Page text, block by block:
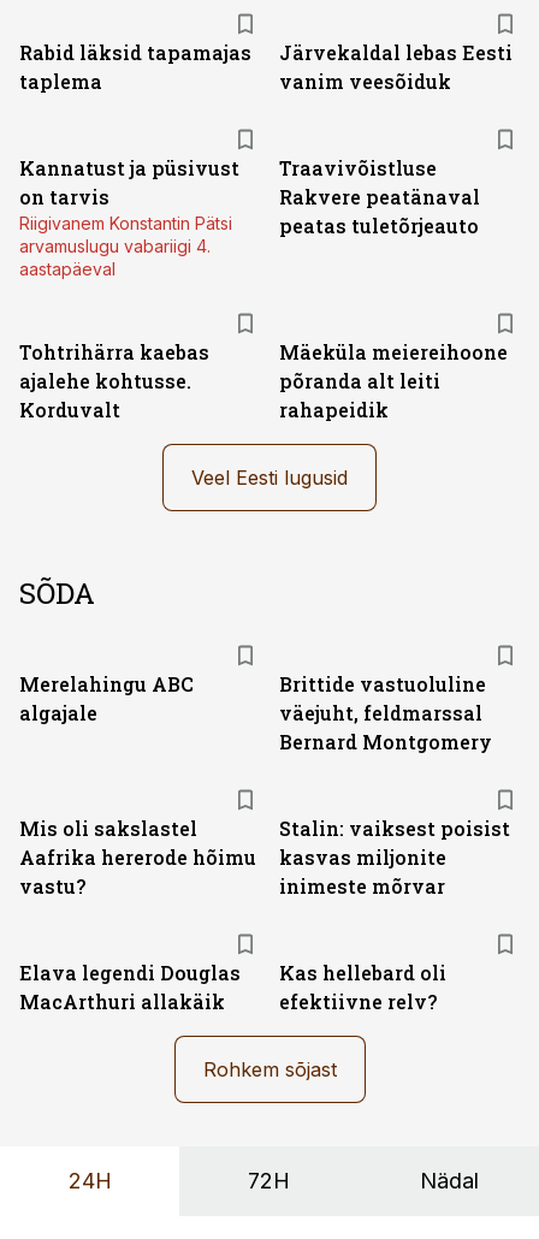
Rabid läksid tapamajas
taplema
Järvekaldal lebas Eesti
vanim veesõiduk
Kannatust ja püsivust
on tarvis
Riigivanem Konstantin Pätsi
arvamuslugu vabariigi 4.
aastapäeval
Traavivõistluse
Rakvere peatänaval
peatas tuletõrjeauto
Tohtrihärra kaebas
ajalehe kohtusse.
Korduvalt
Mäeküla meiereihoone
põranda alt leiti
rahapeidik
Veel Eesti lugusid
SÕDA
Merelahingu ABC
algajale
Brittide vastuoluline
väejuht, feldmarssal
Bernard Montgomery
Mis oli sakslastel
Aafrika hererode hõimu
vastu?
Stalin: vaiksest poisist
kasvas miljonite
inimeste mõrvar
Elava legendi Douglas
MacArthuri allakäik
Kas hellebard oli
efektiivne relv?
Rohkem sõjast
24H 72H Nädal